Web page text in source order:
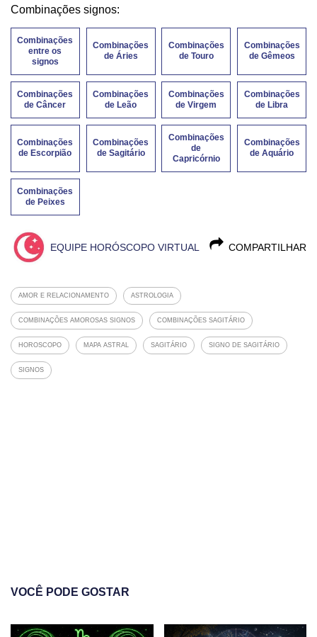
Combinações signos:
Combinações
entre os
signos
Combinações
de Áries
Combinações
de Touro
Combinações
de Gêmeos
Combinações
de Câncer
Combinações
de Leão
Combinações
de Virgem
Combinações
de Libra
Combinações
de Escorpião
Combinações
de Sagitário
Combinações
de
Capricórnio
Combinações
de Aquário
Combinações
de Peixes
COMPARTILHAR
EQUIPE HORÓSCOPO VIRTUAL
AMOR E RELACIONAMENTO ASTROLOGIA
COMBINAÇÕES AMOROSAS SIGNOS COMBINAÇÕES SAGITÁRIO
HOROSCOPO MAPA ASTRAL SAGITÁRIO SIGNO DE SAGITÁRIO
SIGNOS
VOCÊ PODE GOSTAR